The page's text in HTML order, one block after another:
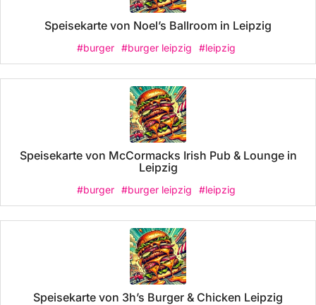
Speisekarte von Noel’s Ballroom in Leipzig
#burger #burger leipzig #leipzig
Speisekarte von McCormacks Irish Pub & Lounge in
Leipzig
#burger #burger leipzig #leipzig
Speisekarte von 3h’s Burger & Chicken Leipzig